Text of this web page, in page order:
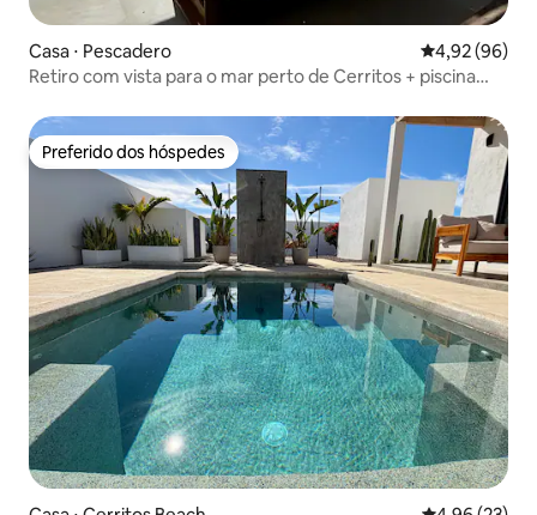
Casa ⋅ Pescadero 4,92 de uma
4,92 (96)
Retiro com vista para o mar perto de Cerritos + piscina
Preferido dos hóspedes
Preferido dos hóspedes